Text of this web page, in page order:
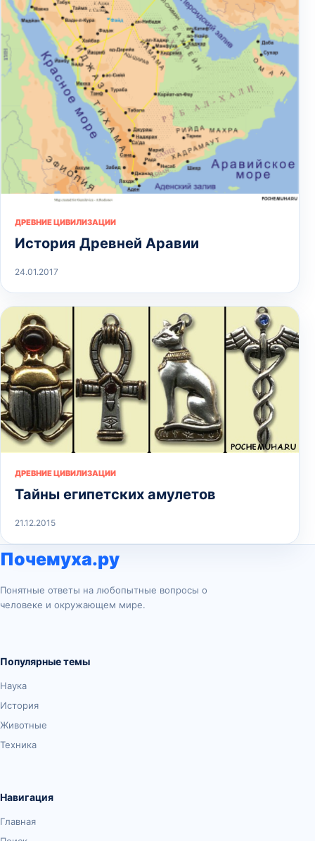
ДРЕВНИЕ ЦИВИЛИЗАЦИИ
История Древней Аравии
24.01.2017
ДРЕВНИЕ ЦИВИЛИЗАЦИИ
Тайны египетских амулетов
21.12.2015
Почемуха.ру
Понятные ответы на любопытные вопросы о
человеке и окружающем мире.
Популярные темы
Наука
История
Животные
Техника
Навигация
Главная